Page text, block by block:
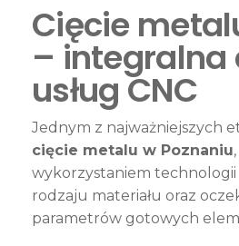
Cięcie
– integralna
usług CNC
Jednym z najważniejszych
cięcie metalu w Poznaniu
wykorzystaniem technologii
rodzaju materiału oraz
parametrów gotowych